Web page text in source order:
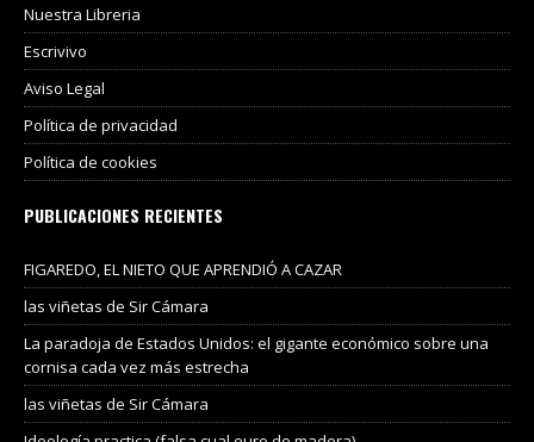
Nuestra Libreria
Escrivivo
Aviso Legal
Política de privacidad
Política de cookies
PUBLICACIONES RECIENTES
FIGAREDO, EL NIETO QUE APRENDIÓ A CAZAR
las viñetas de Sir Cámara
La paradoja de Estados Unidos: el gigante económico sobre una
cornisa cada vez más estrecha
las viñetas de Sir Cámara